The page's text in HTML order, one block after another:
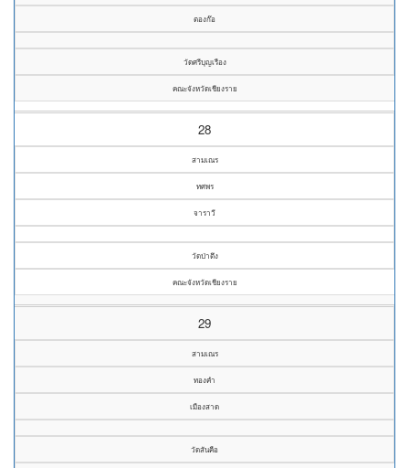
ตองก๊อ
วัดศรีบุญเรือง
คณะจังหวัดเชียงราย
28
สามเณร
ทศพร
จาราวี
วัดป่าตึง
คณะจังหวัดเชียงราย
29
สามเณร
ทองคำ
เมืองสาด
วัดสันคือ